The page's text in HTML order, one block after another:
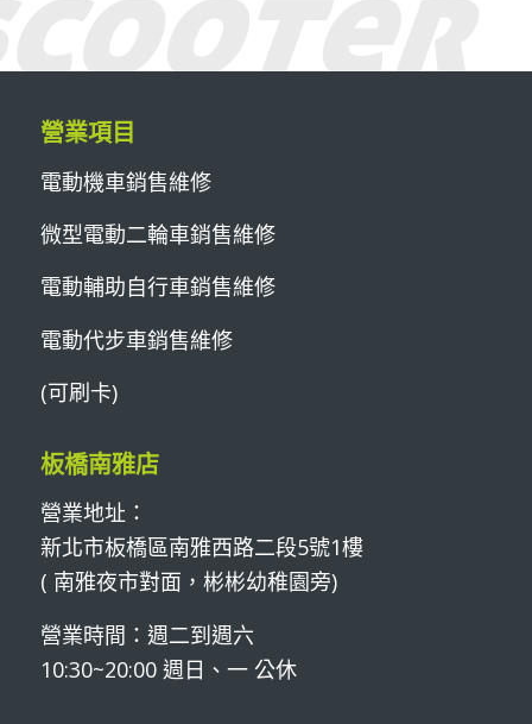
營業項目
電動機車銷售維修
微型電動二輪車銷售維修
電動輔助自行車銷售維修
電動代步車銷售維修
(可刷卡)
板橋南雅店
營業地址：
新北市板橋區南雅西路二段5號1樓
( 南雅夜市對面，彬彬幼稚園旁)
營業時間：週二到週六
10:30~20:00 週日、一 公休